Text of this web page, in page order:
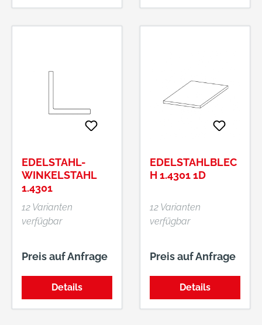
EDELSTAHL-
WINKELSTAHL
1.4301
12 Varianten
verfügbar
Preis auf Anfrage
Details
EDELSTAHLBLEC
H 1.4301 1D
12 Varianten
verfügbar
Preis auf Anfrage
Details